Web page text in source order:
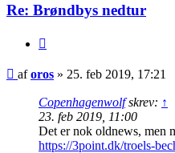
Re: Brøndbys nedtur
Indlæg
aforos » 25. feb 2019, 17:21
Copenhagenwolfskrev: ↑
23. feb 2019, 11:00
Det er nok oldnews, men
https://3point.dk/troels-